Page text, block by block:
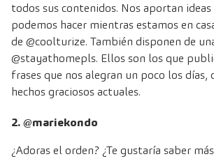
todos sus contenidos. Nos aportan
podemos hacer mientras estamos en
de @coolturize. También disponen de
@stayathomepls. Ellos son los que
frases que nos alegran un poco los días,
hechos graciosos actuales.
2. @mariekondo
¿Adoras el orden? ¿Te gustaría saber